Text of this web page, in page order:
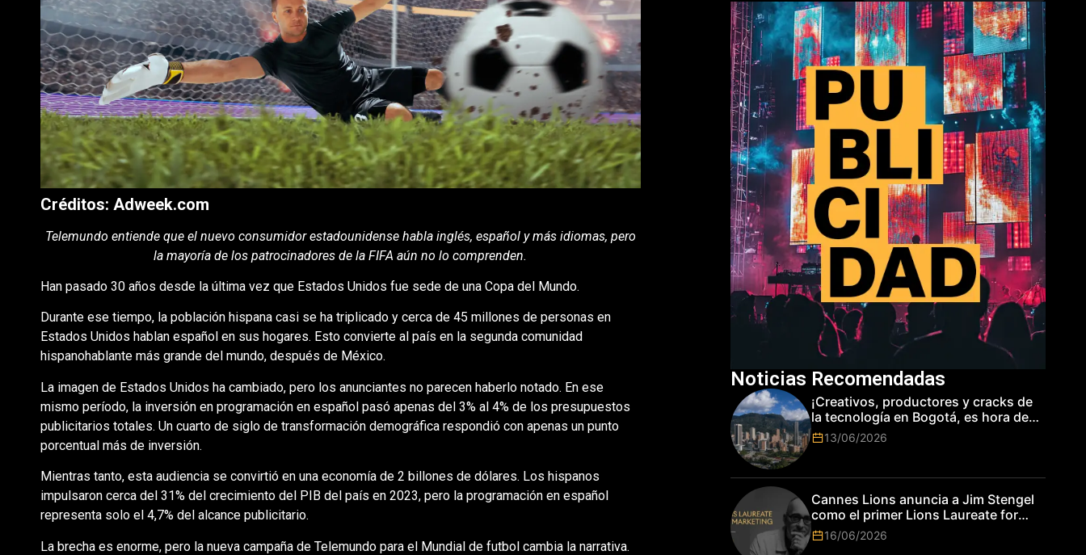
Créditos: Adweek.com
Telemundo entiende que el nuevo consumidor estadounidense habla inglés, español y más idiomas, pero
la mayoría de los patrocinadores de la FIFA aún no lo comprenden.
Han pasado 30 años desde la última vez que Estados Unidos fue sede de una Copa del Mundo.
Durante ese tiempo, la población hispana casi se ha triplicado y cerca de 45 millones de personas en
Estados Unidos hablan español en sus hogares. Esto convierte al país en la segunda comunidad
hispanohablante más grande del mundo, después de México.
La imagen de Estados Unidos ha cambiado, pero los anunciantes no parecen haberlo notado. En ese
mismo período, la inversión en programación en español pasó apenas del 3% al 4% de los presupuestos
publicitarios totales. Un cuarto de siglo de transformación demográfica respondió con apenas un punto
porcentual más de inversión.
Mientras tanto, esta audiencia se convirtió en una economía de 2 billones de dólares. Los hispanos
impulsaron cerca del 31% del crecimiento del PIB del país en 2023, pero la programación en español
representa solo el 4,7% del alcance publicitario.
La brecha es enorme, pero la nueva campaña de Telemundo para el Mundial de futbol cambia la narrativa.
Noticias Recomendadas
¡Creativos, productores y cracks de
la tecnología en Bogotá, es hora de
subir de nivel! Las marcas más top
del mundo esperan por su talento.
13/06/2026
Cannes Lions anuncia a Jim Stengel
como el primer Lions Laureate for
Marketing
16/06/2026